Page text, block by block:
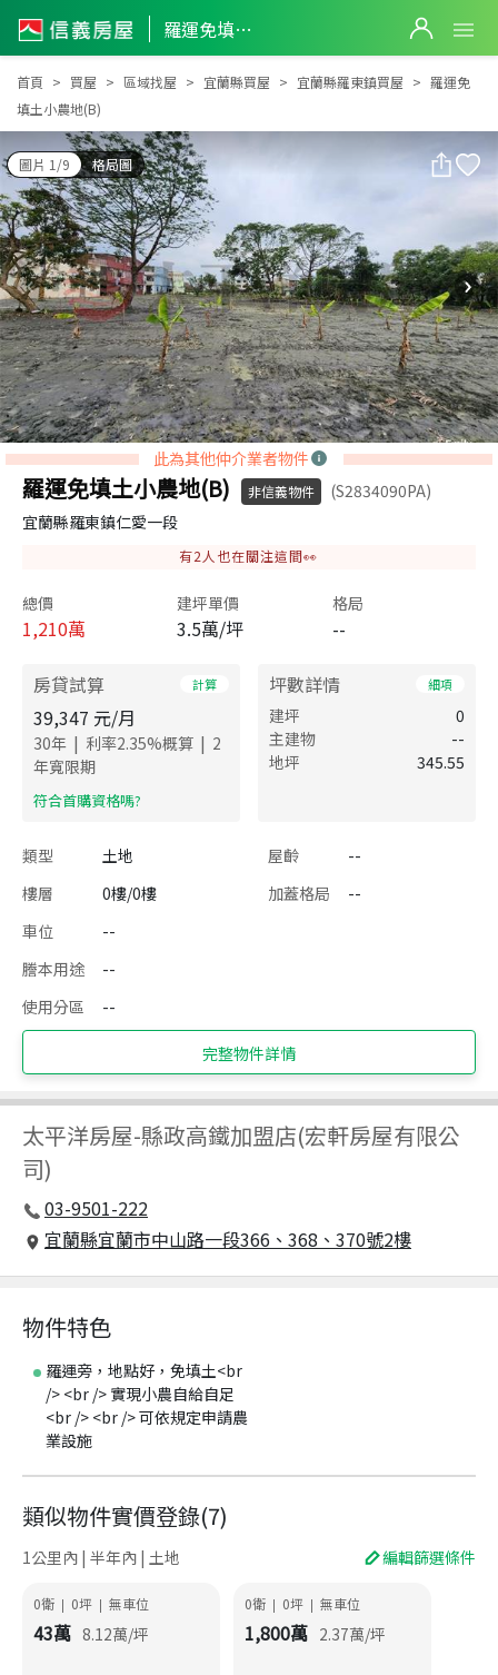
羅運免填土小農地(B)
羅運免填土小農地(B)
首頁 買屋 區域找屋 宜蘭縣買屋 宜蘭縣羅東鎮買屋
羅運免
填土小農地(B)
圖片 1/9 格局圖
此為其他仲介業者物件
羅運免填土小農地(B) 非信義物件
(S2834090PA)
宜蘭縣羅東鎮仁愛一段
有2 人也在關注這間👀
總價
1,210萬
建坪單價
3.5萬/坪
格局
--
房貸試算 計算
39,347 元/月
30年 | 利率2.35%概算 | 2
年寬限期
​符合首購資格嗎?
坪數詳情 細項
建坪
0
主建物
--
地坪
345.55
類型 土地 屋齡
--
樓層
0樓/0樓 加蓋格局
--
車位
--
謄本用途
--
使用分區
--
完整物件詳情
太平洋房屋-縣政高鐵加盟店(宏軒房屋有限公
司)
03-9501-222
宜蘭縣宜蘭市中山路一段366、368、370號2樓
物件特色
羅運旁，地點好，免填土<br
/> <br /> 實現小農自給自足
<br /> <br /> 可依規定申請農
業設施
類似物件實價登錄(7)
1公里內 | 半年內 | 土地 編輯篩選條件
0衛 | 0坪 | 無車位
43萬 8.12萬/坪
0衛 | 0坪 | 無車位
1,800萬 2.37萬/坪